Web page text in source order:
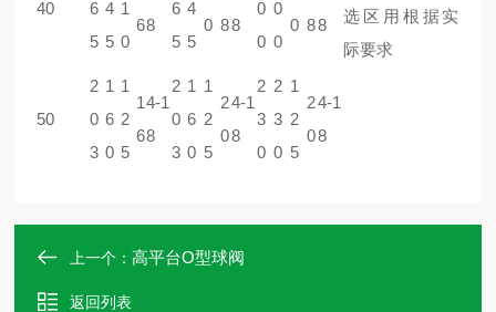
选区用根据实
际要求
40
6
5
4
5
1
0
68
6
5
4
5
0 88
0
0
0
0
0 88
50
2
0
3
1
6
0
1
2
5
1
6
4-1
8
2
0
3
1
6
0
1
2
5
2
0
4-1
8
2
3
0
2
3
0
1
2
5
2
0
4-1
8
上一个：高平台O型球阀
返回列表